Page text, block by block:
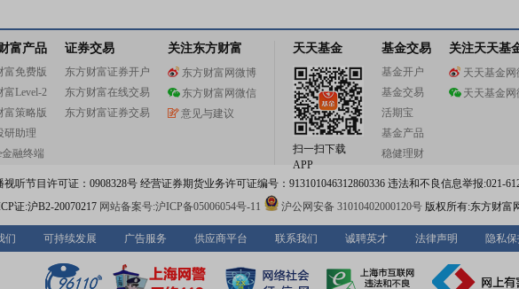
富产品
富免费版
富Level-2
富策略版
研助理
金融终端
证券交易
东方财富证券开户
东方财富在线交易
东方财富证券交易
关注东方财富
东方财富网微博
东方财富网微信
意见与建议
天天基金
扫一扫下载
APP
基金交易
基金开户
基金交易
活期宝
基金产品
稳健理财
关注天天基
天天基金网
天天基金网
听节目许可证：0908328号 经营证券期货业务许可证编号：913101046312860336 违法和不良信息举报:021-
证:沪B2-20070217 网站备案号:沪ICP备05006054号-11 沪公网安备 31010402000120号版权所有:东方财富
们 可持续发展 广告服务 供应商平台 联系我们 诚聘英才 法律声明 隐私保